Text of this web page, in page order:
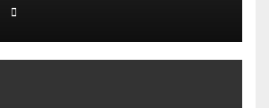
ОД
SUBÜ ОД
ВОНР. ПРОФ. Д-Р